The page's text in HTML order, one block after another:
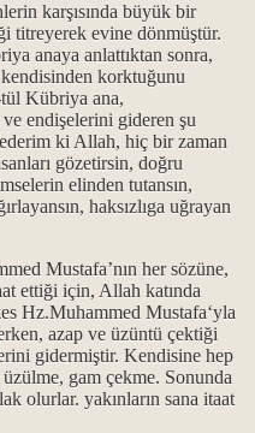
karşısında büyük bir
titreyerek evine dönmüştür.
anaya anlattıktan sonra,
korktuğunu
Kübriya ana,
endişelerini gideren şu
ki Allah, hiç bir zaman
gözetirsin, doğru
elinden tutansın,
haksızlıga uğrayan
Mustafa’nın her sözüne,
ettiği için, Allah katında
Hz.Muhammed Mustafa‘yla
azap ve üzüntü çektiği
gidermiştir. Kendisine hep
gam çekme. Sonunda
olurlar. yakınların sana itaat